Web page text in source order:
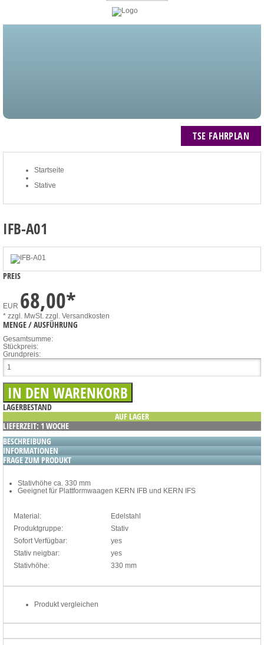
TSE FAHRPLAN
Startseite
Stative
IFB-A01
PREIS
EUR 68,00*
* zzgl. MwSt. zzgl. Versandkosten
MENGE / AUSFÜHRUNG
Gesamtsumme:
Stückpreis:
Grundpreis:
LAGERBESTAND
AUF LAGER
LIEFERZEIT: 1 WOCHE
BESCHREIBUNG
INFORMATIONEN
FRAGE ZUM PRODUKT
Stativhöhe ca. 330 mm
Geeignet für Plattformwaagen KERN IFB und KERN IFS
Material:
Edelstahl
Produktgruppe:
Stativ
Sofort Verfügbar:
yes
Stativ neigbar:
yes
Stativhöhe:
330 mm
Produkt vergleichen